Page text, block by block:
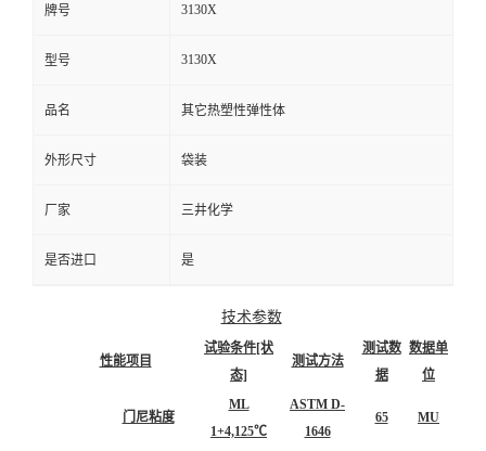
牌号 3130X
型号 3130X
品名 其它热塑性弹性体
外形尺寸 袋装
厂家 三井化学
是否进口 是
技术参数
性能项目
试验条件[状
态]
测试方法
测试数
据
数据单
位
门尼粘度
ML
1+4,125℃
ASTM D-
1646
65 MU